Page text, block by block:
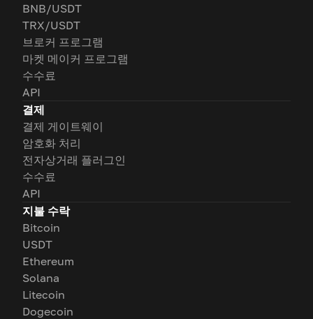
BNB/USDT
TRX/USDT
브로커 프로그램
마켓 메이커 프로그램
수수료
API
결제
결제 게이트웨이
암호화 처리
전자상거래 플러그인
수수료
API
지불 수락
Bitcoin
USDT
Ethereum
Solana
Litecoin
Dogecoin